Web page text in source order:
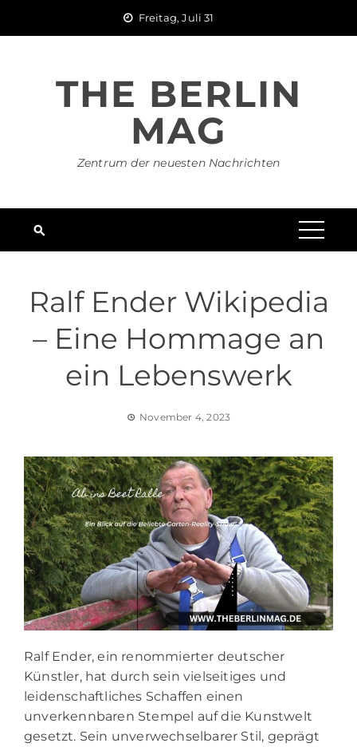
Freitag, Juli 31
THE BERLIN
MAG
Zentrum der neuesten Nachrichten
Ralf Ender Wikipedia
– Eine Hommage an
ein Lebenswerk
November 4, 2023
Ralf Ender, ein renommierter deutscher
Künstler, hat durch sein vielseitiges und
leidenschaftliches Schaffen einen
unverkennbaren Stempel auf die Kunstwelt
gesetzt. Sein unverwechselbarer Stil, geprägt